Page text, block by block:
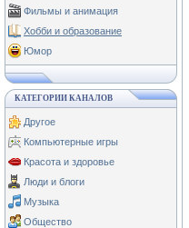
Фильмы и анимация
Хобби и образование
Юмор
КАТЕГОРИИ КАНАЛОВ
Другое
Компьютерные игры
Красота и здоровье
Люди и блоги
Музыка
Общество